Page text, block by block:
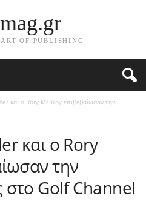
OF PUBLISHING
και ο Rory McIlroy επιβεβαίωσαν την
και ο Rory
την
στο Golf Channel